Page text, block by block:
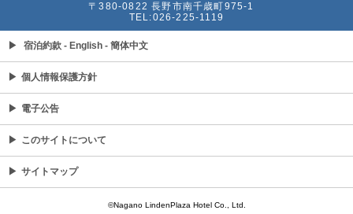
〒380-0822 長野市南千歳町975-1
TEL:026-225-1119
▶ 宿泊約款 - English - 簡体中文
▶ 個人情報保護方針
▶ 電子公告
▶ このサイトについて
▶ サイトマップ
©Nagano LindenPlaza Hotel Co., Ltd.